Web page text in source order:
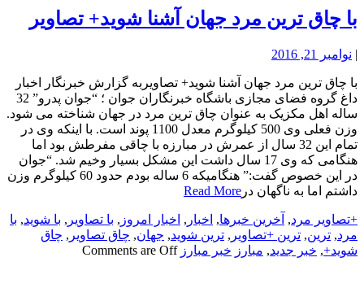
با چاق ترین مرد جهان آشنا شوید+ تصاویر
| نوامبر 21, 2016
با چاق ترین مرد جهان آشنا شوید+ تصاویربه گزارش خبرنگار اخبار
داغ گروه فضای مجازی باشگاه خبرنگاران جوان ؛ “جوان پدرو” 32
ساله اهل مکزیک به عنوان چاق ترین مرد در جهان شناخته می شود.
وزن فعلی وی 500 کیلوگرم معدل 1100 پوند است. با اینکه وی در
تمام این 32 سال از عمرش در مبارزه با چاقی مفرطش بود اما
هنگامی که وی 17 سال داشت این مشکل بسیار وخیم شد. “جوان
در این خصوص گفت:” هنگامیکه 6 ساله بودم حدود 60 کیلوگرم وزن
داشتم اما به ناگهان در Read More
+تصاویر مرد, آخرین خبرها, اخبار , اخبار امروز , با تصاویر , با شوید, با
مرد, ترین, ترین +تصاویر , ترین شوید, جهان, چاق تصاویر , چاق
شوید+, خبر جدید, مبارز خبر مبارز Comments are Off